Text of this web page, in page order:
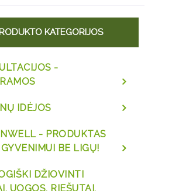
KATEGORIJOS
-
IDĖJOS
- PRODUKTAS
BE LIGŲ!
DŽIOVINTI
UOGOS, RIEŠUTAI,